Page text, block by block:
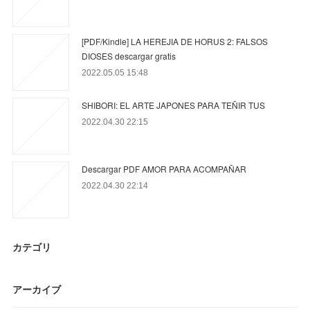
[PDF/Kindle] LA HEREJIA DE HORUS 2: FALSOS
DIOSES descargar gratis
2022.05.05 15:48
SHIBORI: EL ARTE JAPONES PARA TEÑIR TUS
2022.04.30 22:15
Descargar PDF AMOR PARA ACOMPAÑAR
2022.04.30 22:14
カテゴリ
アーカイブ